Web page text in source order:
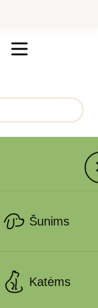
Šunims
Katėms
0,4 kg